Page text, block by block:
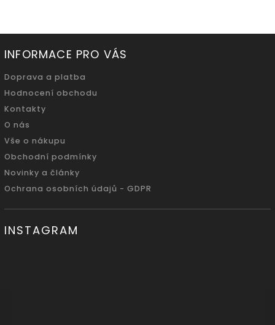
INFORMACE PRO VÁS
Doprava a platba
Hodnocení obchodu
Kontakty
O nás
Vše o nákupu
Obchodní podmínky
Novinky a články
Ochrana osobních údajů - GDPR
INSTAGRAM